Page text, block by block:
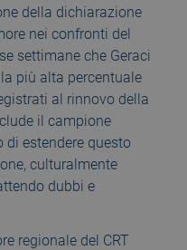
della dichiarazione
nei confronti del
settimane che Geraci
più alta percentuale
al rinnovo della
il campione
estendere questo
culturalmente
dubbi e
regionale del CRT